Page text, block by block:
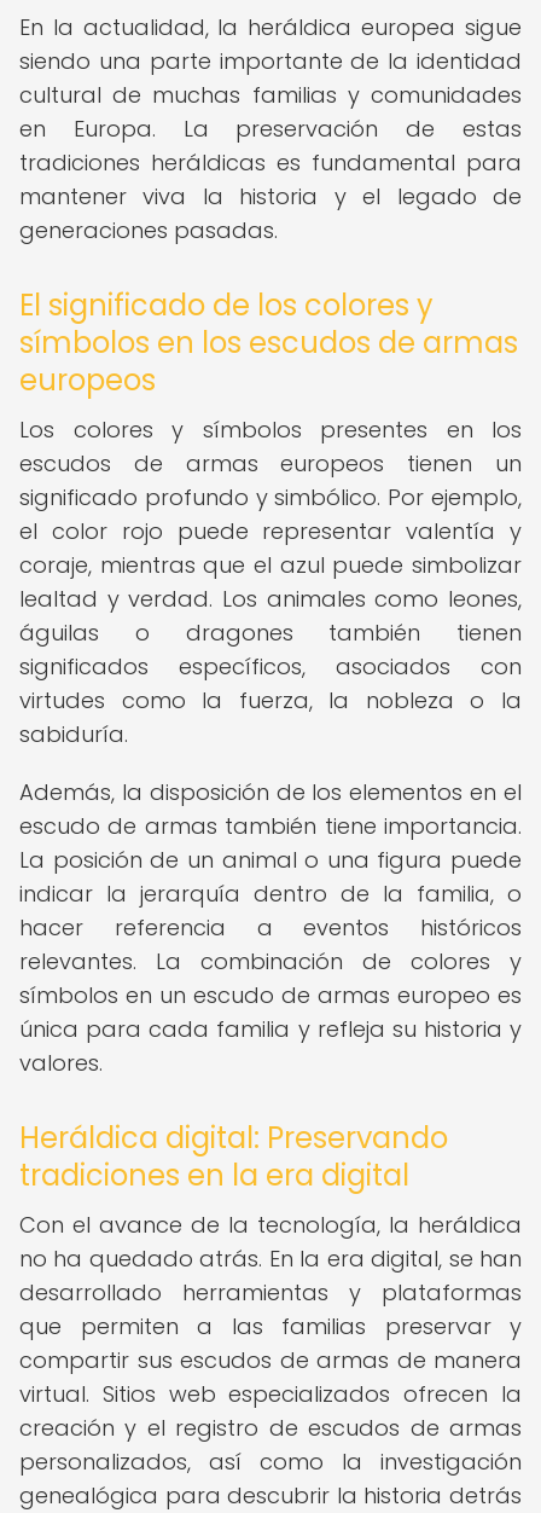
En la actualidad, la heráldica europea sigue
siendo una parte importante de la identidad
cultural de muchas familias y comunidades
en Europa. La preservación de estas
tradiciones heráldicas es fundamental para
mantener viva la historia y el legado de
generaciones pasadas.
El significado de los colores y
símbolos en los escudos de armas
europeos
Los colores y símbolos presentes en los
escudos de armas europeos tienen un
significado profundo y simbólico. Por ejemplo,
el color rojo puede representar valentía y
coraje, mientras que el azul puede simbolizar
lealtad y verdad. Los animales como leones,
águilas o dragones también tienen
significados específicos, asociados con
virtudes como la fuerza, la nobleza o la
sabiduría.
Además, la disposición de los elementos en el
escudo de armas también tiene importancia.
La posición de un animal o una figura puede
indicar la jerarquía dentro de la familia, o
hacer referencia a eventos históricos
relevantes. La combinación de colores y
símbolos en un escudo de armas europeo es
única para cada familia y refleja su historia y
valores.
Heráldica digital: Preservando
tradiciones en la era digital
Con el avance de la tecnología, la heráldica
no ha quedado atrás. En la era digital, se han
desarrollado herramientas y plataformas
que permiten a las familias preservar y
compartir sus escudos de armas de manera
virtual. Sitios web especializados ofrecen la
creación y el registro de escudos de armas
personalizados, así como la investigación
genealógica para descubrir la historia detrás